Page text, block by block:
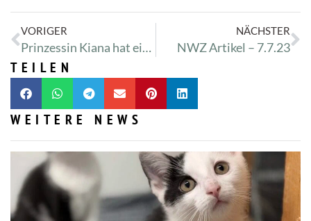
VORIGER
Prinzessin Kiana hat ein Cherry Eye
NÄCHSTER
NWZ Artikel – 7.7.23
TEILEN
WEITERE NEWS